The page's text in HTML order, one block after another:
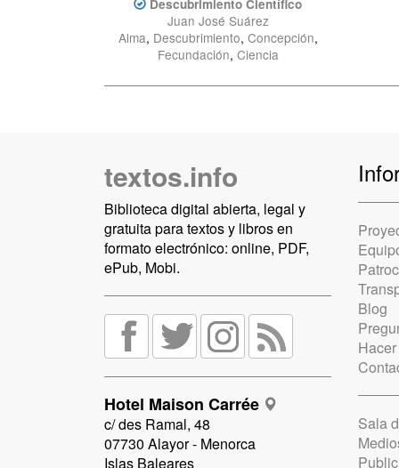
Descubrimiento Científico
Juan José Suárez
Alma, Descubrimiento, Concepción,
Fecundación, Ciencia
textos.info
Biblioteca digital abierta, legal y
gratuita para textos y libros en
formato electrónico: online, PDF,
ePub, Mobi.
Hotel Maison Carrée
c/ des Ramal, 48
07730 Alayor - Menorca
Islas Baleares
Blog
Sala